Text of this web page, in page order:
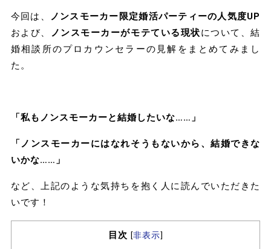
今回は、
ノンスモーカー限定婚活パーティーの人気度UP
および、
ノンスモーカーがモテている現状について、結
婚相談所のプロカウンセラーの見解をまとめてみまし
た。
「私もノンスモーカーと結婚したいな……」
「ノンスモーカーにはなれそうもないから、結婚できな
いかな……」
など、上記のような気持ちを抱く人に読んでいただきた
いです！
目次 [非表示]